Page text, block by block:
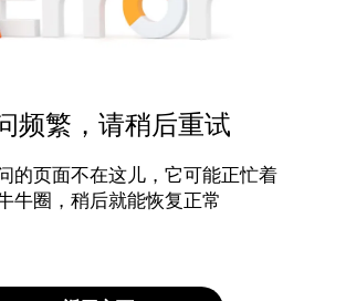
频繁，请稍后重试
的页面不在这儿，它可能正忙着
牛圈，稍后就能恢复正常